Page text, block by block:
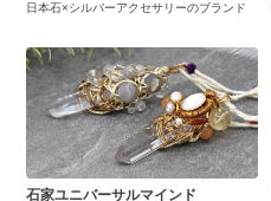
日本石×シルバーアクセサリーのブランド
石家ユニバーサルマインド